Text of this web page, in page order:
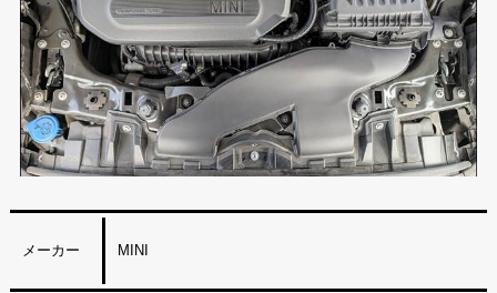
メーカー MINI